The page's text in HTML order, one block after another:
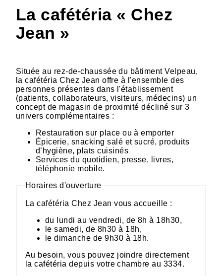
La cafétéria « Chez
Jean »
Située au rez-de-chaussée du bâtiment Velpeau,
la cafétéria Chez Jean offre à l'ensemble des
personnes présentes dans l'établissement
(patients, collaborateurs, visiteurs, médecins) un
concept de magasin de proximité décliné sur 3
univers complémentaires :
Restauration sur place ou à emporter
Épicerie, snacking salé et sucré, produits
d’hygiène, plats cuisinés
Services du quotidien, presse, livres,
téléphonie mobile.
Horaires d'ouverture
La cafétéria Chez Jean vous accueille :
du lundi au vendredi, de 8h à 18h30,
le samedi, de 8h30 à 18h,
le dimanche de 9h30 à 18h.
Au besoin, vous pouvez joindre directement
la cafétéria depuis votre chambre au 3334.